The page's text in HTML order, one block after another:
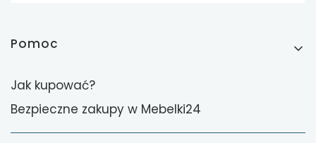
Linki w stopce
Pomoc
Jak kupować?
Bezpieczne zakupy w Mebelki24